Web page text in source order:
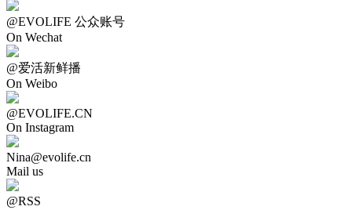
@EVOLIFE 公众账号
On Wechat
@爱活新鲜播
On Weibo
@EVOLIFE.CN
On Instagram
Nina@evolife.cn
Mail us
@RSS